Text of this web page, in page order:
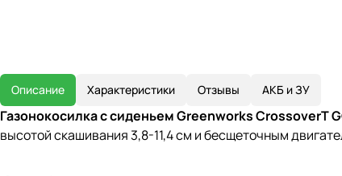
Описание Характеристики Отзывы АКБ и ЗУ
Газонокосилка с сиденьем Greenworks CrossoverT
высотой скашивания 3,8-11,4 см и бесщеточным